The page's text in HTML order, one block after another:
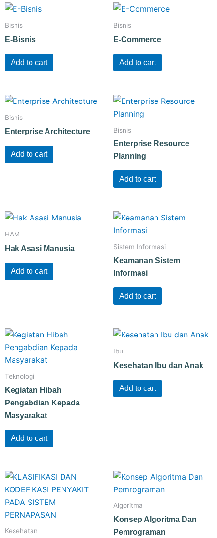
Bisnis
E-Bisnis
Add to cart
Bisnis
E-Commerce
Add to cart
Bisnis
Enterprise Architecture
Add to cart
Bisnis
Enterprise Resource
Planning
Add to cart
HAM
Hak Asasi Manusia
Add to cart
Sistem Informasi
Keamanan Sistem
Informasi
Add to cart
Teknologi
Kegiatan Hibah
Pengabdian Kepada
Masyarakat
Add to cart
Ibu
Kesehatan Ibu dan Anak
Add to cart
Kesehatan
Algoritma
Konsep Algoritma Dan
Pemrograman